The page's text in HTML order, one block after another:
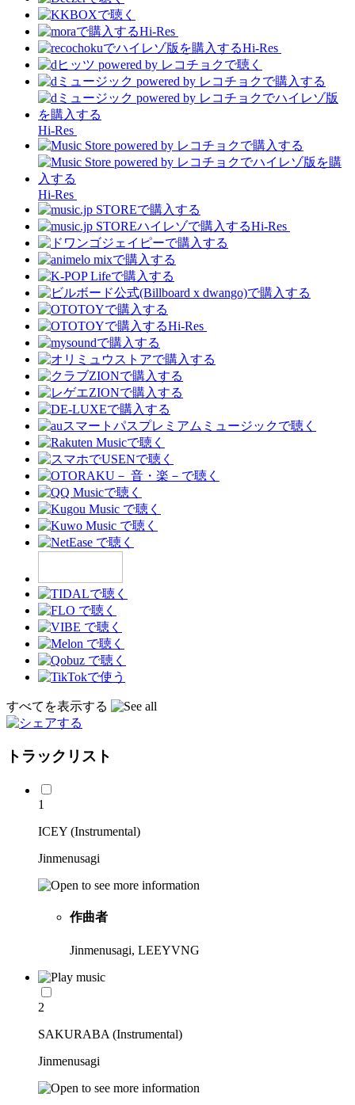
Hi-Res
Hi-Res
Hi-Res
Hi-Res
Hi-Res
Hi-Res
すべてを表示する
トラックリスト
1
ICEY (Instrumental)
Jinmenusagi
作曲者
Jinmenusagi, LEEYVNG
2
SAKURABA (Instrumental)
Jinmenusagi